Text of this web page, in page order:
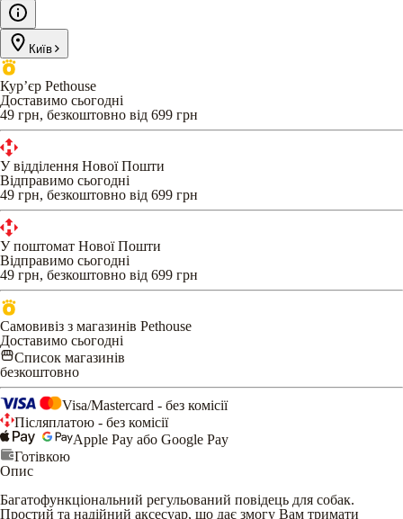
Київ
Кур’єр Pethouse
Доставимо сьогодні
49 грн, безкоштовно від 699 грн
У відділення Нової Пошти
Відправимо сьогодні
49 грн, безкоштовно від 699 грн
У поштомат Нової Пошти
Відправимо сьогодні
49 грн, безкоштовно від 699 грн
Самовивіз з магазинів Pethouse
Доставимо сьогодні
Список магазинів
безкоштовно
Visa/Mastercard - без комісії
Післяплатою - без комісії
Apple Pay або Google Pay
Готівкою
Опис
Багатофункціональний регульований повідець для собак.
Простий та надійний аксесуар, що дає змогу Вам тримати